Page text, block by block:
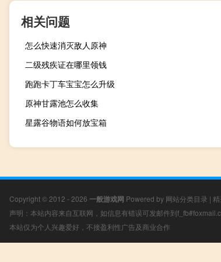
相关问题
怎么快速消灭敌人原神
二级残疾证在哪里领钱
跑跑卡丁车宝宝怎么升级
原神甘露池怎么收集
星露谷物语如何放宝箱
Copyright © 2012 - 2026 一般游戏网 Powered by 网站分类目录 |
声明：本站内容来自互联网，如信息有错误可发邮件到
本站仅为个人兴趣爱好，不接盈利性广告及商业合作